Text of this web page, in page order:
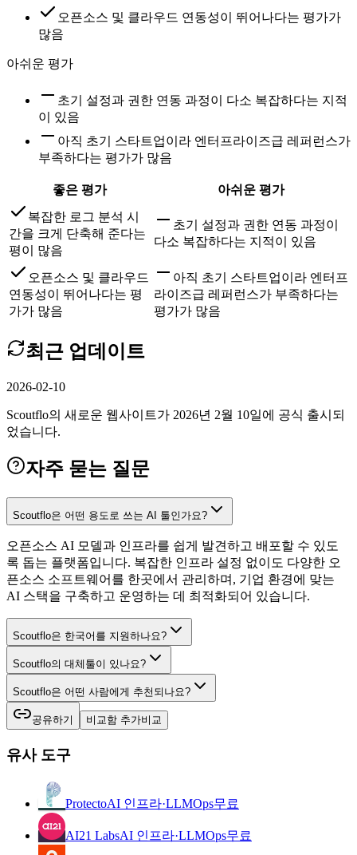
오픈소스 및 클라우드 연동성이 뛰어나다는 평가가
많음
아쉬운 평가
초기 설정과 권한 연동 과정이 다소 복잡하다는 지적
이 있음
아직 초기 스타트업이라 엔터프라이즈급 레퍼런스가
부족하다는 평가가 많음
좋은 평가
아쉬운 평가
복잡한 로그 분석 시
간을 크게 단축해 준다는
평이 많음
초기 설정과 권한 연동 과정이
다소 복잡하다는 지적이 있음
오픈소스 및 클라우드
연동성이 뛰어나다는 평
가가 많음
아직 초기 스타트업이라 엔터프
라이즈급 레퍼런스가 부족하다는
평가가 많음
최근 업데이트
2026-02-10
Scoutflo의 새로운 웹사이트가 2026년 2월 10일에 공식 출시되
었습니다.
자주 묻는 질문
Scoutflo은 어떤 용도로 쓰는 AI 툴인가요?
오픈소스 AI 모델과 인프라를 쉽게 발견하고 배포할 수 있도
록 돕는 플랫폼입니다. 복잡한 인프라 설정 없이도 다양한 오
픈소스 소프트웨어를 한곳에서 관리하며, 기업 환경에 맞는
AI 스택을 구축하고 운영하는 데 최적화되어 있습니다.
Scoutflo은 한국어를 지원하나요?
Scoutflo의 대체툴이 있나요?
Scoutflo은 어떤 사람에게 추천되나요?
공유하기 비교함 추가비교
유사 도구
ProtectoAI 인프라·LLMOps무료
AI21 LabsAI 인프라·LLMOps무료